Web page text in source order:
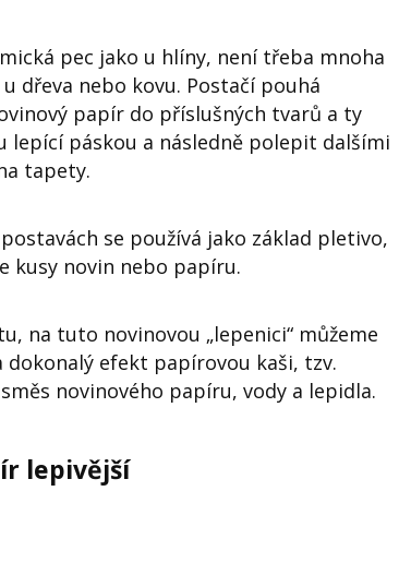
pec jako u hlíny, není třeba mnoha
dřeva nebo kovu. Postačí pouhá
papír do příslušných tvarů a ty
lepící páskou a následně polepit dalšími
tapety.
se používá jako základ pletivo,
kusy novin nebo papíru.
na tuto novinovou „lepenici“ můžeme
dokonalý efekt papírovou kaši, tzv.
novinového papíru, vody a lepidla.
lepivější